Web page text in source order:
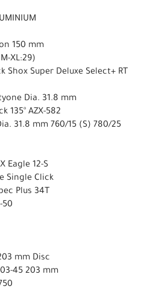
150 mm
XL:29)
Super Deluxe Select+ RT
Dia. 31.8 mm
135° AZX-582
31.8 mm 760/15 (S) 780/25
Eagle 12-S
Single Click
Plus 34T
50
mm Disc
45 203 mm